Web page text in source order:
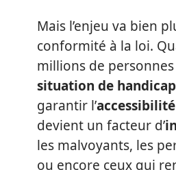
Mais l’enjeu va bien
conformité à la loi.
millions de
situation de handicap
garantir l’
devient un facteur d’
les malvoyants, les
ou encore ceux qui